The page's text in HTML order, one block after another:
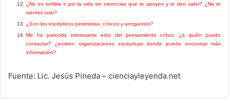
¿No es terrible ir por la vida sin creencias que te apoyen y te den valor? ¿No te
sientes solo?
¿Son los escépticos pesimistas, cínicos y arrogantes?
Me ha parecido interesante esto del pensamiento crítico, ¿a quién puedo
contactar? ¿existen organizaciones escépticas donde pueda encontrar más
información?
Fuente: Lic. Jesús Pineda – cienciayleyenda.net